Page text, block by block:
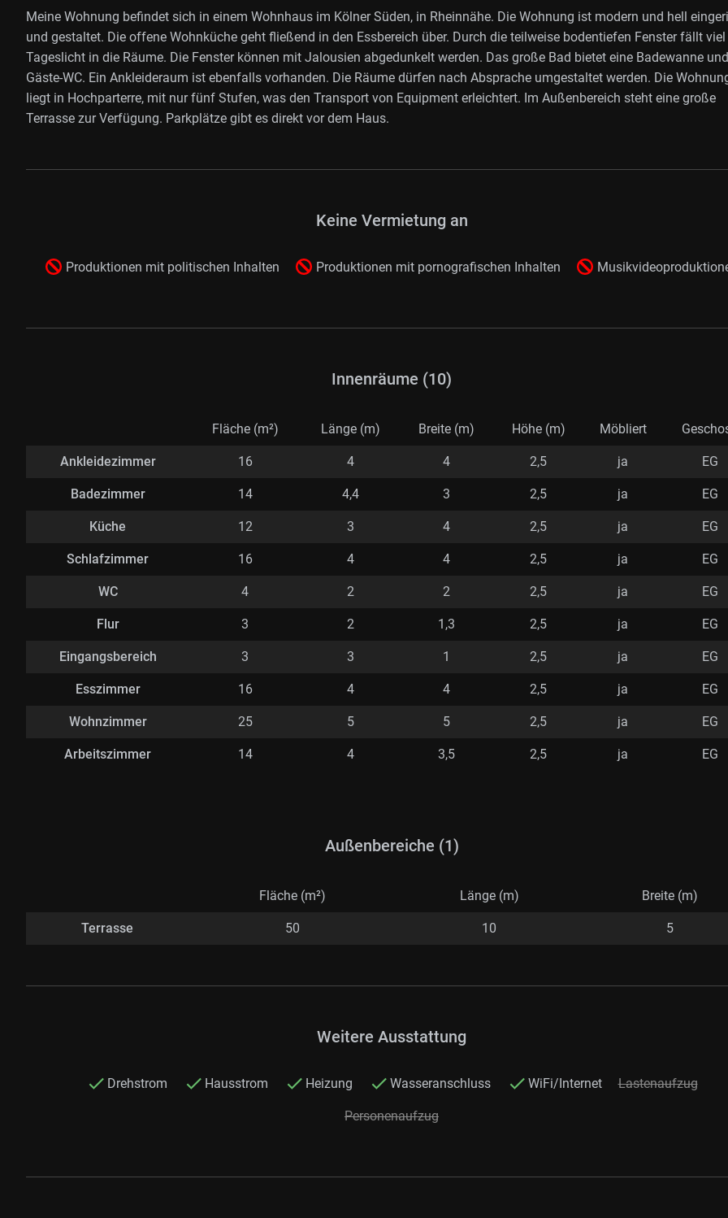
Meine Wohnung befindet sich in einem Wohnhaus im Kölner Süden, in Rheinnähe. Die Wohnung ist modern und hell
und gestaltet. Die offene Wohnküche geht fließend in den Essbereich über. Durch die teilweise bodentiefen Fenster fällt viel
Tageslicht in die Räume. Die Fenster können mit Jalousien abgedunkelt werden. Das große Bad bietet eine Badewanne und
Gäste-WC. Ein Ankleideraum ist ebenfalls vorhanden. Die Räume dürfen nach Absprache umgestaltet werden. Die
liegt in Hochparterre, mit nur fünf Stufen, was den Transport von Equipment erleichtert. Im Außenbereich steht eine große
Terrasse zur Verfügung. Parkplätze gibt es direkt vor dem Haus.
Keine Vermietung an
Produktionen mit politischen Inhalten Produktionen mit pornografischen Inhalten
Innenräume (10)
Fläche (m²) Länge (m) Breite (m) Höhe (m) Möbliert
Ankleidezimmer 16 4 4 2,5 ja EG
Badezimmer 14 4,4 3 2,5 ja EG
Küche 12 3 4 2,5 ja EG
Schlafzimmer 16 4 4 2,5 ja EG
WC 4 2 2 2,5 ja EG
Flur 3 2 1,3 2,5 ja EG
Eingangsbereich 3 3 1 2,5 ja EG
Esszimmer 16 4 4 2,5 ja EG
Wohnzimmer 25 5 5 2,5 ja EG
Arbeitszimmer 14 4 3,5 2,5 ja EG
Außenbereiche (1)
Fläche (m²) Länge (m) Breite (m)
Terrasse 50 10 5
Weitere Ausstattung
Drehstrom Hausstrom Heizung Wasseranschluss WiFi/Internet Lastenaufzug
Personenaufzug